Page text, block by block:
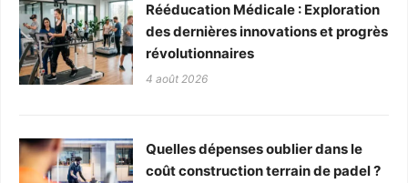
Rééducation Médicale : Exploration
des dernières innovations et progrès
révolutionnaires
4 août 2026
Quelles dépenses oublier dans le
coût construction terrain de padel ?